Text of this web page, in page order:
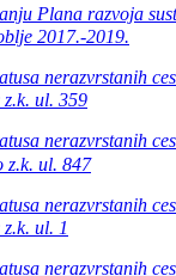
Plana razvoja
2017.-2019.
nerazvrstanih
ul. 359
nerazvrstanih
z.k. ul. 847
nerazvrstanih
ul. 1
nerazvrstanih